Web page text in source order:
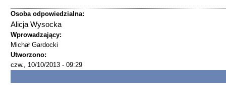
Osoba odpowiedzialna:
Alicja Wysocka
Wprowadzający:
Michał Gardocki
Utworzono:
czw., 10/10/2013 - 09:29